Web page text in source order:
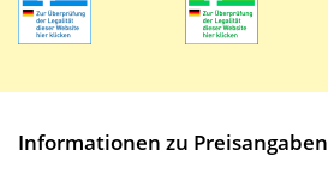
Informationen zu Preisangaben